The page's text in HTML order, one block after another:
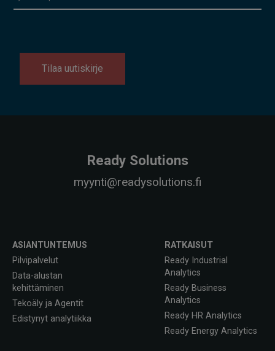
Tilaa uutiskirje
Ready Solutions
myynti@readysolutions.fi
ASIANTUNTEMUS
Pilvipalvelut
Data-alustan
kehittäminen
Tekoäly ja Agentit
Edistynyt analytiikka
RATKAISUT
Ready Industrial
Analytics
Ready Business
Analytics
Ready HR Analytics
Ready Energy Analytics